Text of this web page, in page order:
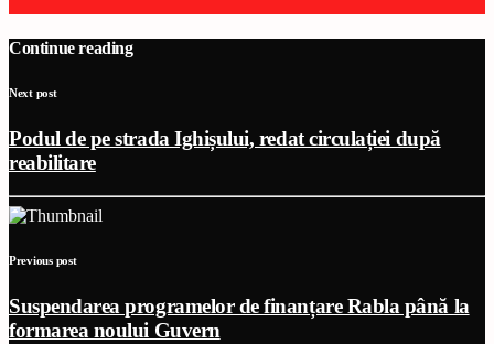
Continue reading
Next post
Podul de pe strada Ighișului, redat circulației după
reabilitare
Previous post
Suspendarea programelor de finanțare Rabla până la
formarea noului Guvern